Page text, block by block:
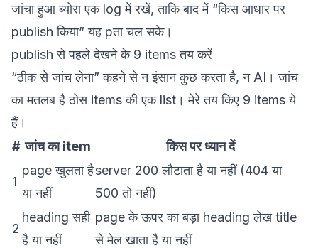
जांचा हुआ ब्योरा एक log में रखें, ताकि बाद में “किस आधार पर
publish किया” यह pता चल सके।
publish से पहले देखने के 9 items तय करें
“ठीक से जांच लेना” कहने से न इंसान कुछ करता है, न AI। जांच
का मतलब है ठोस items की एक list। मेरे तय किए 9 items ये
हैं।
# जांच का item किस पर ध्यान दें
1
page खुलता है
या नहीं
server 200 लौटाता है या नहीं (404 या
500 तो नहीं)
2
heading सही
है या नहीं
page के ऊपर का बड़ा heading लेख title
से मेल खाता है या नहीं